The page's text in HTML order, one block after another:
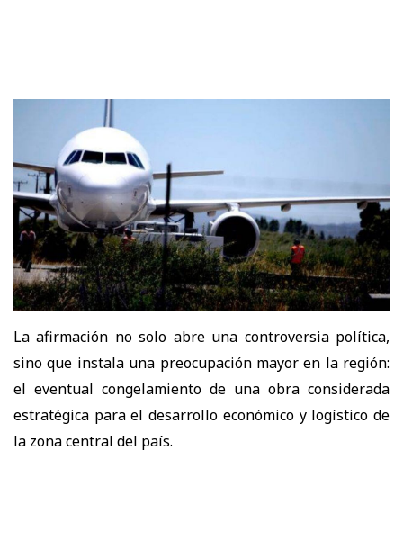
La afirmación no solo abre una controversia política,
sino que instala una preocupación mayor en la región:
el eventual congelamiento de una obra considerada
estratégica para el desarrollo económico y logístico de
la zona central del país.